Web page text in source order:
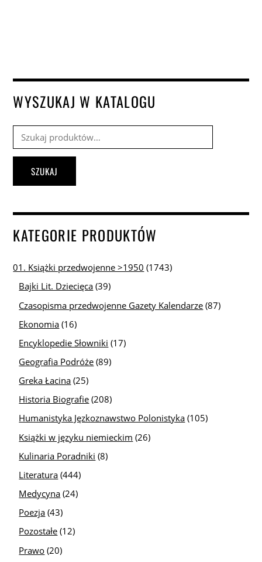
WYSZUKAJ W KATALOGU
Szukaj:
SZUKAJ
KATEGORIE PRODUKTÓW
01. Książki przedwojenne >1950 (1743)
Bajki Lit. Dziecięca (39)
Czasopisma przedwojenne Gazety Kalendarze (87)
Ekonomia (16)
Encyklopedie Słowniki (17)
Geografia Podróże (89)
Greka Łacina (25)
Historia Biografie (208)
Humanistyka Jęzkoznawstwo Polonistyka (105)
Książki w języku niemieckim (26)
Kulinaria Poradniki (8)
Literatura (444)
Medycyna (24)
Poezja (43)
Pozostałe (12)
Prawo (20)